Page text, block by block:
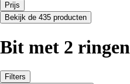
Prijs
Bekijk de 435 producten
Bit met 2 ringen
Filters